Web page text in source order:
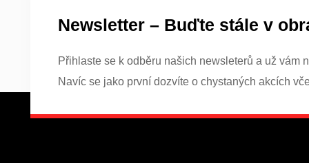
Newsletter – Buďte stále v
Přihlaste se k odběru našich newsleterů a už vám
Navíc se jako první dozvíte o chystaných akcích